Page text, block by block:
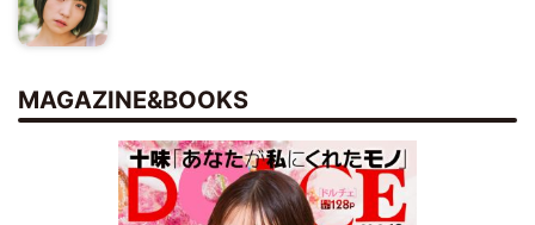
MAGAZINE&BOOKS